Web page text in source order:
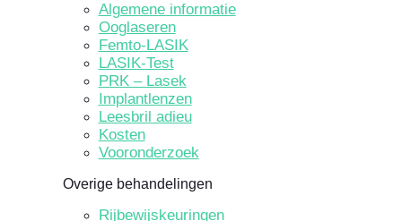
Algemene informatie
Ooglaseren
Femto-LASIK
LASIK-Test
PRK – Lasek
Implantlenzen
Leesbril adieu
Kosten
Vooronderzoek
Overige behandelingen
Rijbewijskeuringen